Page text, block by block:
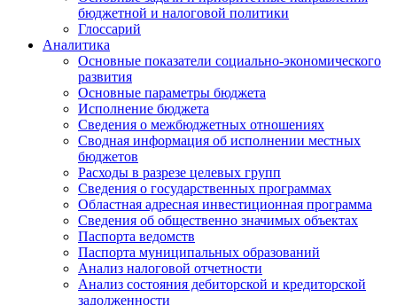
бюджетной и налоговой политики
Глоссарий
Аналитика
Основные показатели социально-экономического
развития
Основные параметры бюджета
Исполнение бюджета
Сведения о межбюджетных отношениях
Сводная информация об исполнении местных
бюджетов
Расходы в разрезе целевых групп
Сведения о государственных программах
Областная адресная инвестиционная программа
Сведения об общественно значимых объектах
Паспорта ведомств
Паспорта муниципальных образований
Анализ налоговой отчетности
Анализ состояния дебиторской и кредиторской
задолженности